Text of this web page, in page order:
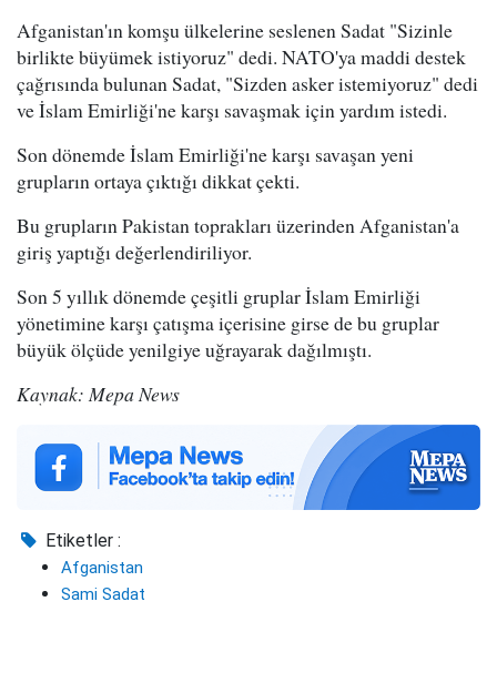
Afganistan'ın komşu ülkelerine seslenen Sadat "Sizinle
birlikte büyümek istiyoruz" dedi. NATO'ya maddi destek
çağrısında bulunan Sadat, "Sizden asker istemiyoruz" dedi
ve İslam Emirliği'ne karşı savaşmak için yardım istedi.
Son dönemde İslam Emirliği'ne karşı savaşan yeni
grupların ortaya çıktığı dikkat çekti.
Bu grupların Pakistan toprakları üzerinden Afganistan'a
giriş yaptığı değerlendiriliyor.
Son 5 yıllık dönemde çeşitli gruplar İslam Emirliği
yönetimine karşı çatışma içerisine girse de bu gruplar
büyük ölçüde yenilgiye uğrayarak dağılmıştı.
Kaynak: Mepa News
Etiketler :
Afganistan
Sami Sadat